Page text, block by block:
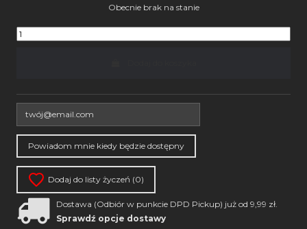
Obecnie brak na stanie
Dodaj do listy życzeń (0)
Dostawa (Odbiór w punkcie DPD Pickup) już od 9,99 zł.
Sprawdź opcje dostawy